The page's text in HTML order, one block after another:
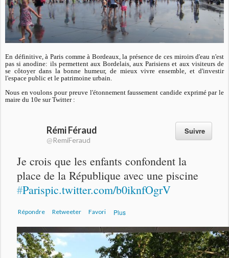
En définitive, à Paris comme à Bordeaux, la présence de ces miroirs d'eau n'est
pas si anodine: ils permettent aux Bordelais, aux Parisiens et aux visiteurs de
se côtoyer dans la bonne humeur, de mieux vivre ensemble, et d'investir
l'espace public et le patrimoine urbain.
Nous en voulons pour preuve l'étonnement faussement candide exprimé par le
maire du 10e sur Twitter :
Suivre
Rémi Féraud
@RemiFeraud
Je crois que les enfants confondent la
place de la République avec une piscine
#Parispic.twitter.com/b0iknfOgrV
Répondre Retweeter Favori Plus